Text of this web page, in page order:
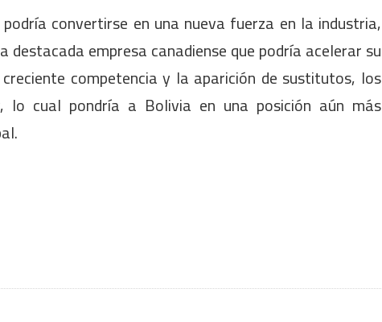
convertirse en una nueva fuerza en la industria,
destacada empresa canadiense que podría acelerar su
competencia y la aparición de sustitutos, los
lo cual pondría a Bolivia en una posición aún más